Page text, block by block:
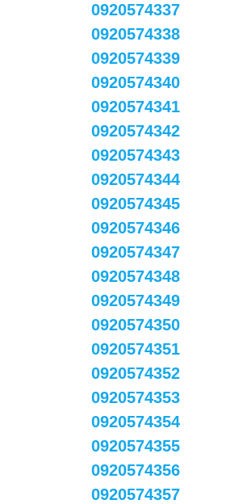
0920574337
0920574338
0920574339
0920574340
0920574341
0920574342
0920574343
0920574344
0920574345
0920574346
0920574347
0920574348
0920574349
0920574350
0920574351
0920574352
0920574353
0920574354
0920574355
0920574356
0920574357